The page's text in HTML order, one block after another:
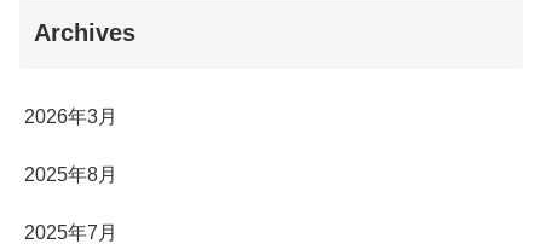
Archives
2026年3月
2025年8月
2025年7月